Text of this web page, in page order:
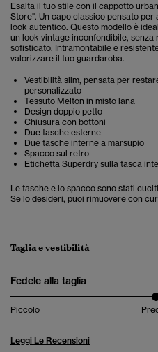
Esalta il tuo stile con il cappotto
Store". Un capo classico pensato
look autentico. Questo modello è
un look vintage inconfondibile,
sofisticato. Intramontabile e
valorizzare il tuo guardaroba.
Vestibilità slim, pensata per
personalizzato
Tessuto Melton in misto lana
Design doppio petto
Chiusura con bottoni
Due tasche esterne
Due tasche interne a marsupio
Spacco sul retro
Etichetta Superdry sulla tasca
Le tasche e lo spacco sono stati
Se lo desideri, puoi rimuovere con
Taglia e vestibilità
Fedele alla taglia
Piccolo
Leggi Le Recensioni